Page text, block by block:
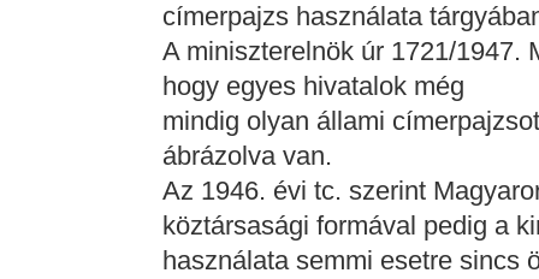
címerpajzs használata
A miniszterelnök úr 1721/1947.
hogy egyes hivatalok még
mindig olyan állami
ábrázolva van.
Az 1946. évi tc. szerint
köztársasági formával pedig a
használata semmi esetre sincs